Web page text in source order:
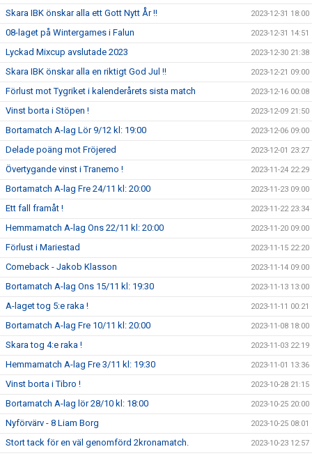
Skara IBK önskar alla ett Gott Nytt År !! 2023-12-31 18:00
08-laget på Wintergames i Falun 2023-12-31 14:51
Lyckad Mixcup avslutade 2023 2023-12-30 21:38
Skara IBK önskar alla en riktigt God Jul !! 2023-12-21 09:00
Förlust mot Tygriket i kalenderårets sista match 2023-12-16 00:08
Vinst borta i Stöpen ! 2023-12-09 21:50
Bortamatch A-lag Lör 9/12 kl: 19:00 2023-12-06 09:00
Delade poäng mot Fröjered 2023-12-01 23:27
Övertygande vinst i Tranemo ! 2023-11-24 22:29
Bortamatch A-lag Fre 24/11 kl: 20:00 2023-11-23 09:00
Ett fall framåt ! 2023-11-22 23:34
Hemmamatch A-lag Ons 22/11 kl: 20:00 2023-11-20 09:00
Förlust i Mariestad 2023-11-15 22:20
Comeback - Jakob Klasson 2023-11-14 09:00
Bortamatch A-lag Ons 15/11 kl: 19:30 2023-11-13 13:00
A-laget tog 5:e raka ! 2023-11-11 00:21
Bortamatch A-lag Fre 10/11 kl: 20:00 2023-11-08 18:00
Skara tog 4:e raka ! 2023-11-03 22:19
Hemmamatch A-lag Fre 3/11 kl: 19:30 2023-11-01 13:36
Vinst borta i Tibro ! 2023-10-28 21:15
Bortamatch A-lag lör 28/10 kl: 18:00 2023-10-25 20:00
Nyförvärv - 8 Liam Borg 2023-10-25 08:01
Stort tack för en väl genomförd 2kronamatch. 2023-10-23 12:57